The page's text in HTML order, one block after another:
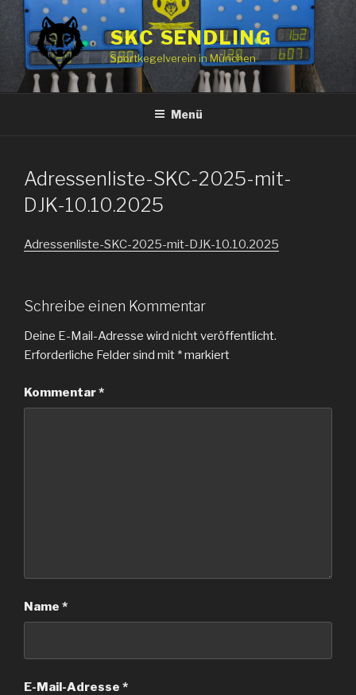
springen
SKC SENDLING
Sportkegelverein in München
Menü
Adressenliste-SKC-2025-mit-
DJK-10.10.2025
Adressenliste-SKC-2025-mit-DJK-10.10.2025
Schreibe einen Kommentar
Deine E-Mail-Adresse wird nicht veröffentlicht.
Erforderliche Felder sind mit *markiert
Kommentar*
Name *
E-Mail-Adresse *